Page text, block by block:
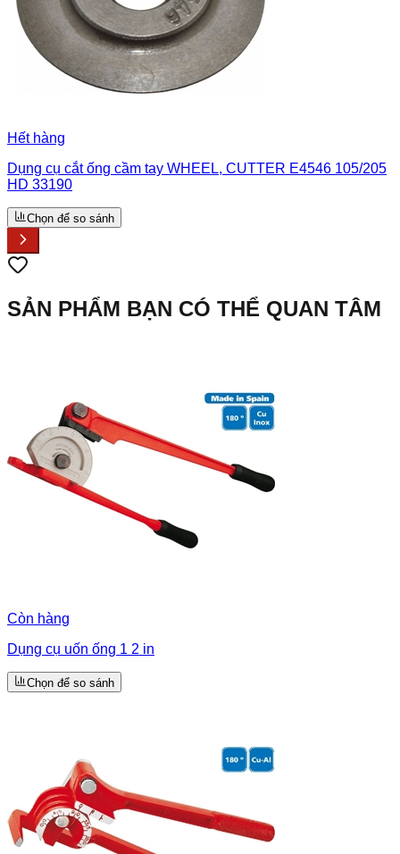
Hết hàng
Dụng cụ cắt ống cầm tay WHEEL, CUTTER E4546 105/205
HD 33190
Chọn để so sánh
SẢN PHẨM BẠN CÓ THỂ QUAN TÂM
Còn hàng
Dụng cụ uốn ống 1 2 in
Chọn để so sánh